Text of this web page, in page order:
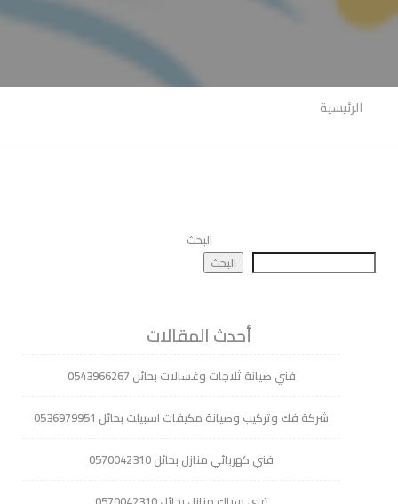
الرئيسية
البحث
البحث
أحدث المقالات
فني صيانة ثلاجات وغسالات بحائل 0543966267
شركة فك وتركيب وصيانة مكيفات اسبيلت بحائل 0536979951
فني كهربائي منازل بحائل 0570042310